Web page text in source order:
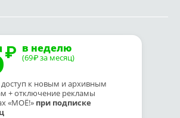
в неделю
(69₽ за месяц)
к новым и архивным
+ отключение рекламы
«МОЁ!» при подписке